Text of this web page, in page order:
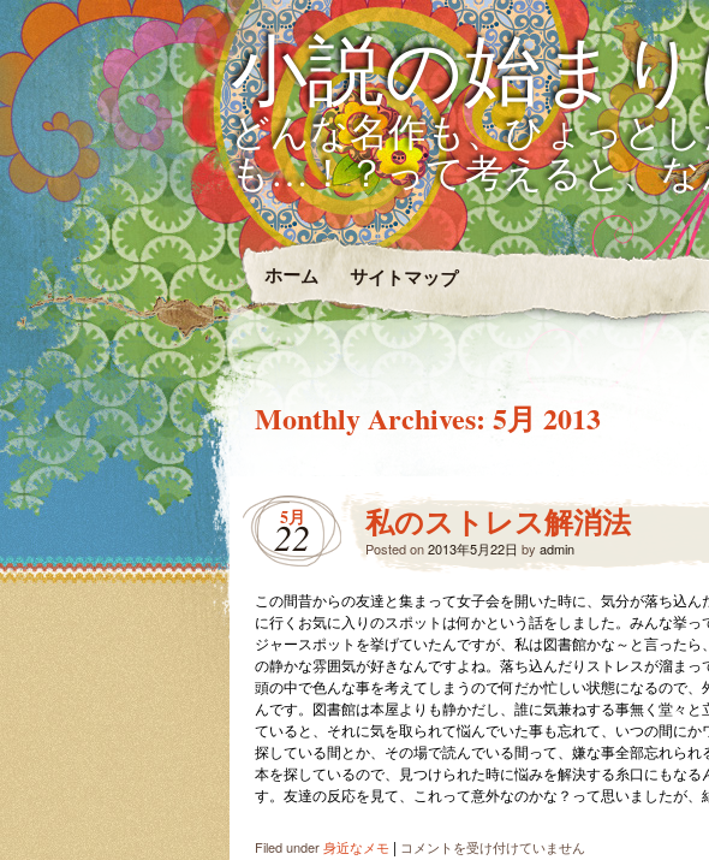
小説の始ま
どんな名作も、ひょっと
も…！？って考えると、
ホーム サイトマップ
Monthly Archives: 5月 2013
5月
22 私のストレス解消法
Posted on2013年5月22日 by admin
この間昔からの友達と集まって女子会を開いた時に、気分が落ち込
に行くお気に入りのスポットは何かという話をしました。みんな挙
ジャースポットを挙げていたんですが、私は図書館かな～と言った
の静かな雰囲気が好きなんですよね。落ち込んだりストレスが溜ま
頭の中で色んな事を考えてしまうので何だか忙しい状態になるので
んです。図書館は本屋よりも静かだし、誰に気兼ねする事無く堂々
ていると、それに気を取られて悩んでいた事も忘れて、いつの間に
探している間とか、その場で読んでいる間って、嫌な事全部忘れら
本を探しているので、見つけられた時に悩みを解決する糸口にもな
す。友達の反応を見て、これって意外なのかな？って思いましたが
Filed under身近なメモ | 私
コメントを受け付けていません